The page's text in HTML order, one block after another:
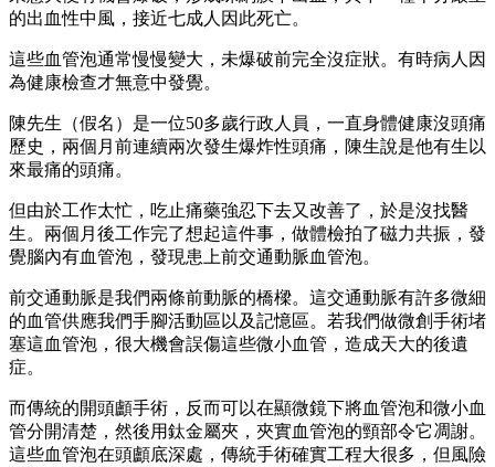
的出血性中風，接近七成人因此死亡。
這些血管泡通常慢慢變大，未爆破前完全沒症狀。有時病人因
為健康檢查才無意中發覺。
陳先生（假名）是一位50多歲行政人員，一直身體健康沒頭痛
歷史，兩個月前連續兩次發生爆炸性頭痛，陳生說是他有生以
來最痛的頭痛。
但由於工作太忙，吃止痛藥強忍下去又改善了，於是沒找醫
生。兩個月後工作完了想起這件事，做體檢拍了磁力共振，發
覺腦內有血管泡，發現患上前交通動脈血管泡。
前交通動脈是我們兩條前動脈的橋樑。這交通動脈有許多微細
的血管供應我們手腳活動區以及記憶區。若我們做微創手術堵
塞這血管泡，很大機會誤傷這些微小血管，造成天大的後遺
症。
而傳統的開頭顱手術，反而可以在顯微鏡下將血管泡和微小血
管分開清楚，然後用鈦金屬夾，夾實血管泡的頸部令它凋謝。
這些血管泡在頭顱底深處，傳統手術確實工程大很多，但風險